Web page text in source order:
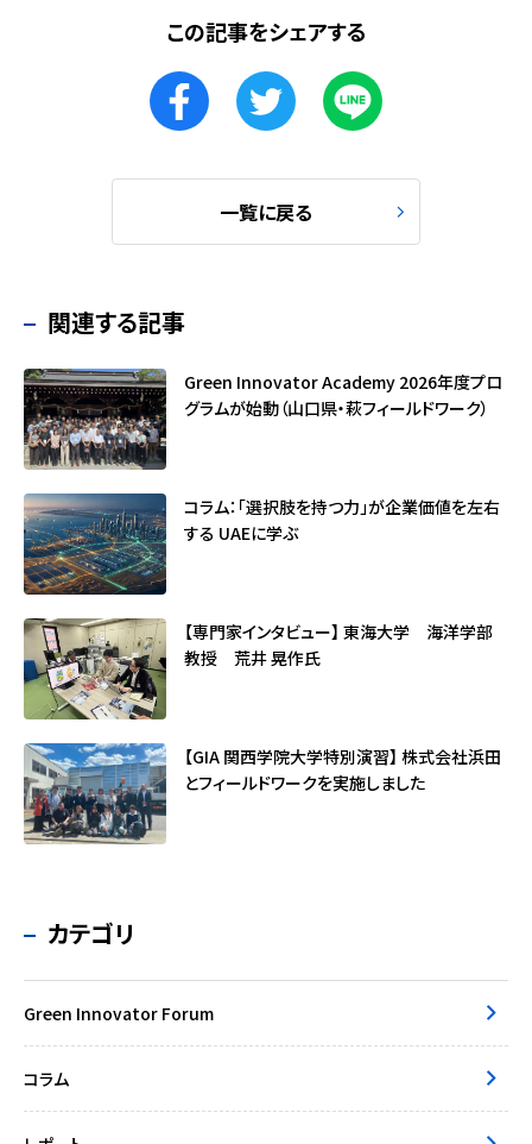
この記事をシェアする
一覧に戻る
関連する記事
Green Innovator Academy 2026年度プロ
グラムが始動（山口県・萩フィールドワーク）
コラム：「選択肢を持つ力」が企業価値を左右
する ――UAEに学ぶ
【専門家インタビュー】 東海大学 海洋学部
教授 荒井 晃作氏
【GIA 関西学院大学特別演習】 株式会社浜田
とフィールドワークを実施しました
カテゴリ
Green Innovator Forum
コラム